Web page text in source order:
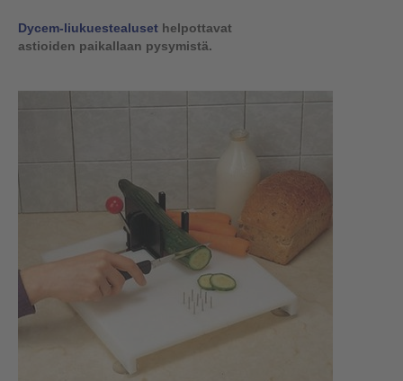
Dycem-liukuestealuset helpottavat
astioiden paikallaan pysymistä.